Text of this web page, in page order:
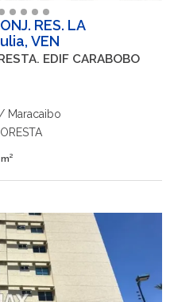
RES. LA
VEN
EDIF CARABOBO
Maracaibo